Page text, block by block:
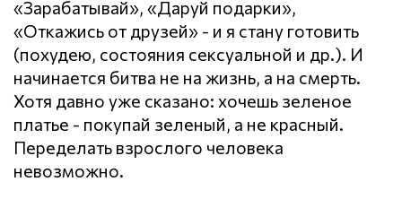
«Зарабатывай», «Даруй подарки»,
«Откажись от друзей» - и я стану готовить
(похудею, состояния сексуальной и др.). И
начинается битва не на жизнь, а на смерть.
Хотя давно уже сказано: хочешь зеленое
платье - покупай зеленый, а не красный.
Переделать взрослого человека
невозможно.